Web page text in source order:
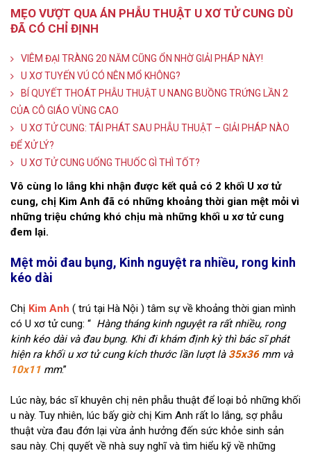
MẸO VƯỢT QUA ÁN PHẪU THUẬT U XƠ TỬ CUNG DÙ
ĐÃ CÓ CHỈ ĐỊNH
VIÊM ĐẠI TRÀNG 20 NĂM CŨNG ỔN NHỜ GIẢI PHÁP NÀY!
U XƠ TUYẾN VÚ CÓ NÊN MỔ KHÔNG?
BÍ QUYẾT THOÁT PHẪU THUẬT U NANG BUỒNG TRỨNG LẦN 2
CỦA CÔ GIÁO VÙNG CAO
U XƠ TỬ CUNG: TÁI PHÁT SAU PHẪU THUẬT – GIẢI PHÁP NÀO
ĐỂ XỬ LÝ?
U XƠ TỬ CUNG UỐNG THUỐC GÌ THÌ TỐT?
Vô cùng lo lắng khi nhận được kết quả có 2 khối U xơ tử
cung, chị Kim Anh đã có những khoảng thời gian mệt mỏi vì
những triệu chứng khó chịu mà những khối u xơ tử cung
đem lại.
Mệt mỏi đau bụng, Kinh nguyệt ra nhiều, rong kinh
kéo dài
Chị Kim Anh ( trú tại Hà Nội ) tâm sự về khoảng thời gian mình
có U xơ tử cung: “ Hàng tháng kinh nguyệt ra rất nhiều, rong
kinh kéo dài và đau bụng. Khi đi khám định kỳ thì bác sĩ phát
hiện ra khối u xơ tử cung kích thước lần lượt là 35x36 mm và
10x11 mm.”
Lúc này, bác sĩ khuyên chị nên phẫu thuật để loại bỏ những khối
u này. Tuy nhiên, lúc bấy giờ chị Kim Anh rất lo lắng, sợ phẫu
thuật vừa đau đớn lại vừa ảnh hưởng đến sức khỏe sinh sản
sau này. Chị quyết về nhà suy nghĩ và tìm hiểu kỹ về những